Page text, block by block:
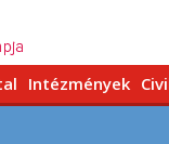
Intézmények